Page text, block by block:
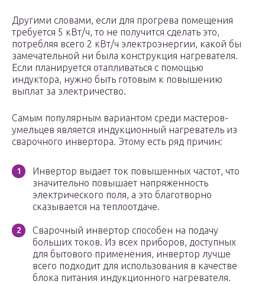
Другими словами, если для прогрева помещения
требуется 5 кВт/ч, то не получится сделать это,
потребляя всего 2 кВт/ч электроэнергии, какой бы
замечательной ни была конструкция нагревателя.
Если планируется отапливаться с помощью
индуктора, нужно быть готовым к повышению
выплат за электричество.
Самым популярным вариантом среди мастеров-
умельцев является индукционный нагреватель из
сварочного инвертора. Этому есть ряд причин:
Инвертор выдает ток повышенных частот, что
значительно повышает напряженность
электрического поля, а это благотворно
сказывается на теплоотдаче.
Сварочный инвертор способен на подачу
больших токов. Из всех приборов, доступных
для бытового применения, инвертор лучше
всего подходит для использования в качестве
блока питания индукционного нагревателя.